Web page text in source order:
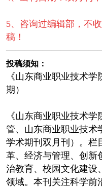
5、咨询过编辑部，不
稿！
投稿须知：
《山东商业职业技术
期）
《山东商业职业技术
管、山东商业职业技术
学术期刊双月刊）。栏
革、经济与管理、创新
治教育、校园文化建设
领域。本刊关注科学前